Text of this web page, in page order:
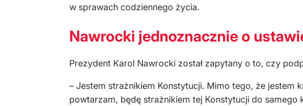
w sprawach codziennego życia.
Nawrocki jednoznacznie o
Prezydent Karol Nawrocki został zapytany o to, czy
– Jestem strażnikiem Konstytucji. Mimo tego, że jestem
powtarzam, będę strażnikiem tej Konstytucji do samego